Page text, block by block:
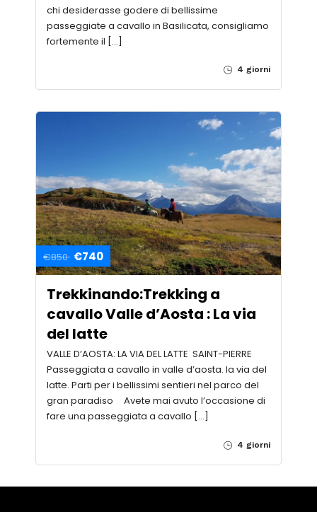
chi desiderasse godere di bellissime
passeggiate a cavallo in Basilicata, consigliamo
fortemente il […]
4 giorni
€850 €740
Trekkinando:Trekking a
cavallo Valle d’Aosta : La via
del latte
VALLE D’AOSTA: LA VIA DEL LATTE SAINT-PIERRE
Passeggiata a cavallo in valle d’aosta. la via del
latte. Parti per i bellissimi sentieri nel parco del
gran paradiso Avete mai avuto l’occasione di
fare una passeggiata a cavallo […]
4 giorni